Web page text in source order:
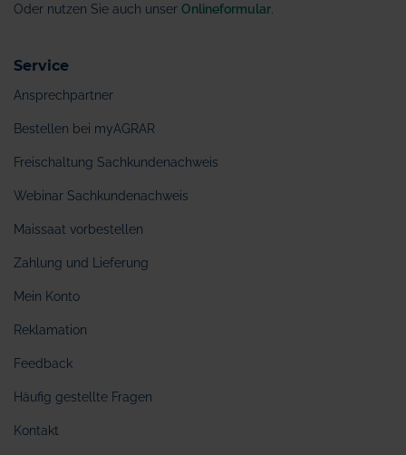
Oder nutzen Sie auch unser Onlineformular
Service
Ansprechpartner
Bestellen bei myAGRAR
Freischaltung Sachkundenachweis
Webinar Sachkundenachweis
Maissaat vorbestellen
Zahlung und Lieferung
Mein Konto
Reklamation
Feedback
Häufig gestellte Fragen
Kontakt